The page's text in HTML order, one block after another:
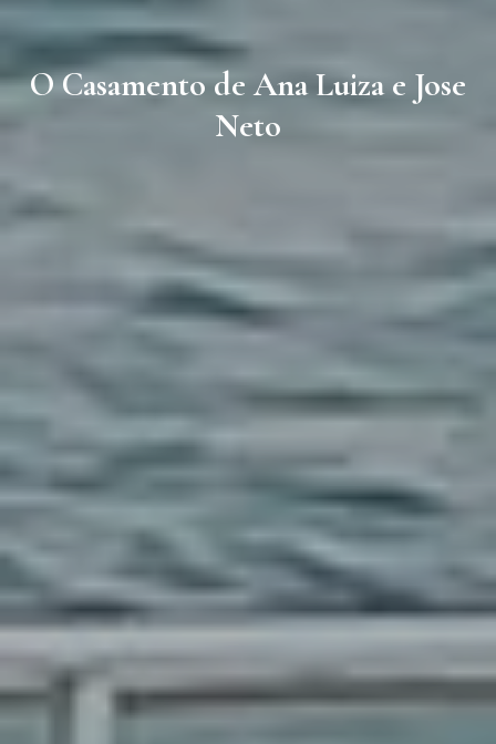
O Casamento de Ana Luiza e Jose
Neto